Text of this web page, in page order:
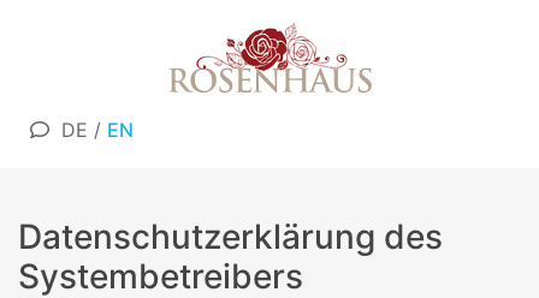
DE / EN
Datenschutzerklärung des
Systembetreibers